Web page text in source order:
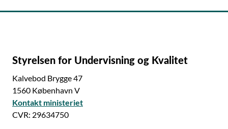
Styrelsen for Undervisning og Kvalitet
Kalvebod Brygge 47
1560 København V
Kontakt ministeriet
CVR: 29634750